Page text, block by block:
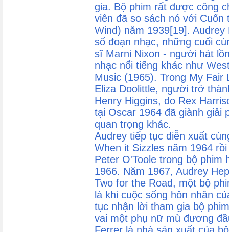
gia. Bộ phim rất được công
viên đã so sách nó với Cuốn
Wind) năm 1939[19].
số đoạn nhạc, những cuối
sĩ Marni Nixon - người hát
nhạc nổi tiếng khác như
Music (1965). Trong My Fair
Eliza Doolittle, người trở
Henry Higgins, do Rex
tại Oscar 1964 đã giành giải
quan trọng khác.
Audrey tiếp tục diễn xuất
When it Sizzles năm 1964
Peter O'Toole trong bộ phim
1966. Năm 1967, Audrey
Two for the Road, một bộ
là khi cuộc sống hôn nhân
tục nhận lời tham gia bộ
vai một phụ nữ mù đương